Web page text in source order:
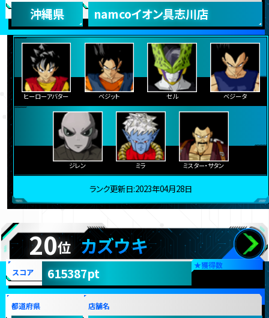
沖縄県 namcoイオン具志川店
ヒーローアバター ベジット セル ベジータ
ジレン ミラ ミスター・サタン
ランク更新日:2023年04月28日
20位 カズウキ
★獲得数
スコア 615387pt
都道府県 店舗名